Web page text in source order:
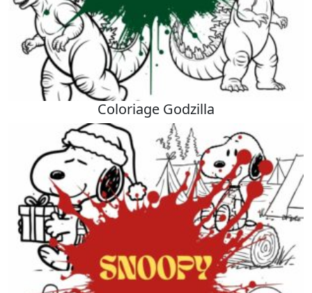
Coloriage Godzilla